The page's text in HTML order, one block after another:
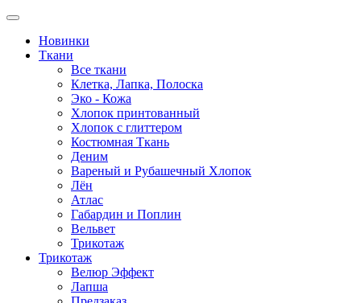
Новинки
Ткани
Все ткани
Клетка, Лапка, Полоска
Эко - Кожа
Хлопок принтованный
Хлопок с глиттером
Костюмная Ткань
Деним
Вареный и Рубашечный Хлопок
Лён
Атлас
Габардин и Поплин
Вельвет
Трикотаж
Трикотаж
Велюр Эффект
Лапша